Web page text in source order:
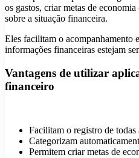
os gastos, criar metas de
sobre a situação financeira.
Eles facilitam o acompanhamento
informações financeiras estejam
Vantagens de utilizar
financeiro
Facilitam o registro de todas
Categorizam
Permitem criar metas de